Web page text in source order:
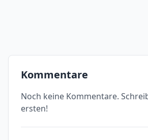
Kommentare
Noch keine Kommentare.
ersten!